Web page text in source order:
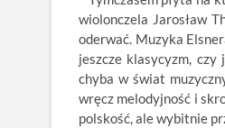
wiolonczela Jarosław
oderwać. Muzyka
jeszcze klasycyzm,
chyba w świat
wręcz melodyjność i
polskość, ale wybitnie